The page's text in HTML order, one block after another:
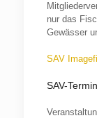
nur das
Gewässer
SAV
SAV-